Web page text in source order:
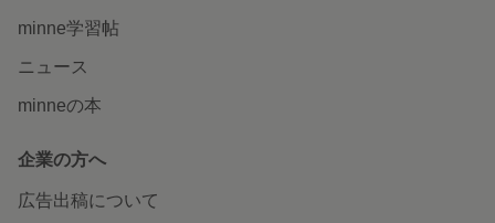
minne学習帖
ニュース
minneの本
企業の方へ
広告出稿について